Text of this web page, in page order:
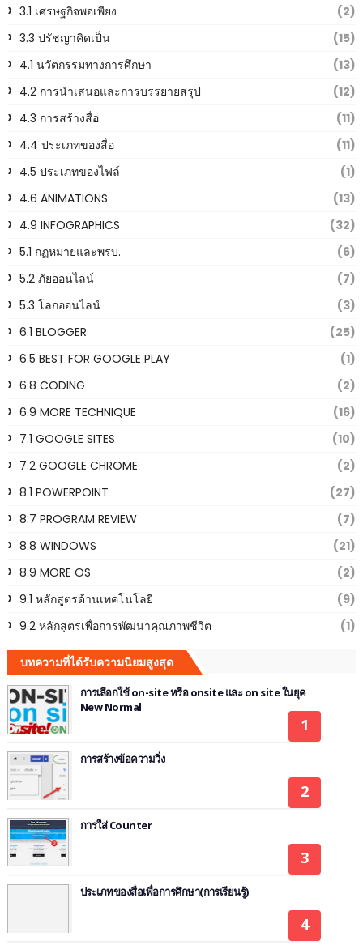
3.1 เศรษฐกิจพอเพียง
(2)
3.3 ปรัชญาคิดเป็น
(15)
4.1 นวัตกรรมทางการศึกษา
(13)
4.2 การนำเสนอและการบรรยายสรุป
(12)
4.3 การสร้างสื่อ
(11)
4.4 ประเภทของสื่อ
(11)
4.5 ประเภทของไฟล์
(1)
4.6 ANIMATIONS
(13)
4.9 INFOGRAPHICS
(32)
5.1 กฏหมายและพรบ.
(6)
5.2 ภัยออนไลน์
(7)
5.3 โลกออนไลน์
(3)
6.1 BLOGGER
(25)
6.5 BEST FOR GOOGLE PLAY
(1)
6.8 CODING
(2)
6.9 MORE TECHNIQUE
(16)
7.1 GOOGLE SITES
(10)
7.2 GOOGLE CHROME
(2)
8.1 POWERPOINT
(27)
8.7 PROGRAM REVIEW
(7)
8.8 WINDOWS
(21)
8.9 MORE OS
(2)
9.1 หลักสูตรด้านเทคโนโลยี
(9)
9.2 หลักสูตรเพื่อการพัฒนาคุณภาพชีวิต
(1)
บทความที่ได้รับความนิยมสูงสุด
การเลือกใช้ on-site หรือ onsite และ on site ในยุค
New Normal
การสร้างข้อความวิ่ง
การใส่ Counter
ประเภทของสื่อเพื่อการศึกษา(การเรียนรู้)